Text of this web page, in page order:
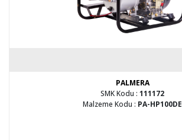
PALMERA
SMK Kodu : 111172
Malzeme Kodu : PA-HP100DE